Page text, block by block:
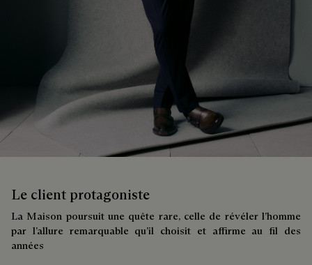
Le client protagoniste
La Maison poursuit une quête rare, celle de révéler l’homme
par l’allure remarquable qu’il choisit et affirme au fil des
années